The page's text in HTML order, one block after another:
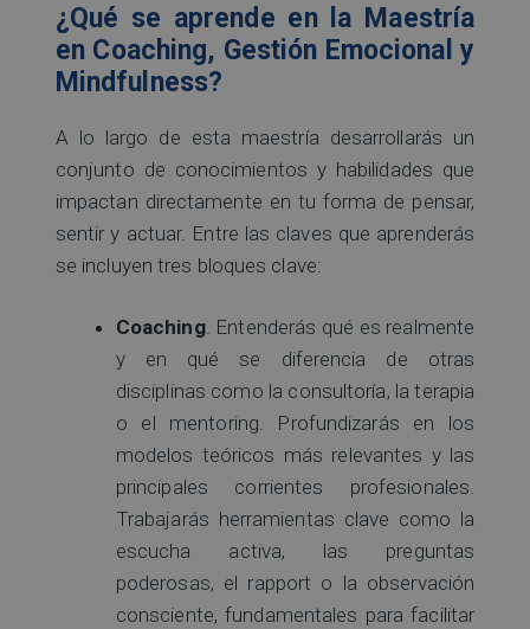
¿Qué se aprende en la Maestría
en Coaching, Gestión Emocional y
Mindfulness?
A lo largo de esta maestría desarrollarás un
conjunto de conocimientos y habilidades que
impactan directamente en tu forma de pensar,
sentir y actuar. Entre las claves que aprenderás
se incluyen tres bloques clave:
Coaching. Entenderás qué es realmente
y en qué se diferencia de otras
disciplinas como la consultoría, la terapia
o el mentoring. Profundizarás en los
modelos teóricos más relevantes y las
principales corrientes profesionales.
Trabajarás herramientas clave como la
escucha activa, las preguntas
poderosas, el rapport o la observación
consciente, fundamentales para facilitar